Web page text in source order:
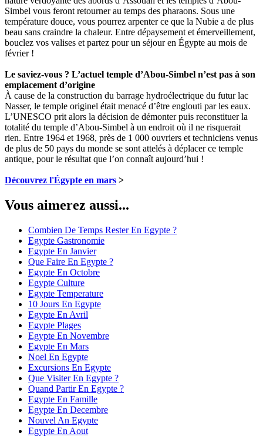
Simbel vous feront retourner au temps des pharaons. Sous une
température douce, vous pourrez arpenter ce que la Nubie a de plus
beau sans craindre la chaleur. Entre dépaysement et émerveillement,
bouclez vos valises et partez pour un séjour en Égypte au mois de
février !
Le saviez-vous ? L’actuel temple d’Abou-Simbel n’est pas à son
emplacement d’origine
À cause de la construction du barrage hydroélectrique du futur lac
Nasser, le temple originel était menacé d’être englouti par les eaux.
L’UNESCO prit alors la décision de démonter puis reconstituer la
totalité du temple d’Abou-Simbel à un endroit où il ne risquerait
rien. Entre 1964 et 1968, près de 1 000 ouvriers et techniciens venus
de plus de 50 pays du monde se sont attelés à déplacer ce temple
antique, pour le résultat que l’on connaît aujourd’hui !
Découvrez l'Égypte en mars >
Vous aimerez aussi...
Combien De Temps Rester En Egypte ?
Egypte Gastronomie
Egypte En Janvier
Que Faire En Egypte ?
Egypte En Octobre
Egypte Culture
Egypte Temperature
10 Jours En Egypte
Egypte En Avril
Egypte Plages
Egypte En Novembre
Egypte En Mars
Noel En Egypte
Excursions En Egypte
Que Visiter En Egypte ?
Quand Partir En Egypte ?
Egypte En Famille
Egypte En Decembre
Nouvel An Egypte
Egypte En Aout